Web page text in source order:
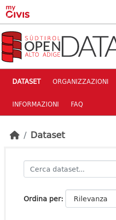
Skip to main content
DATASET ORGANIZZAZIONI
INFORMAZIONI FAQ
Dataset
Ordina per